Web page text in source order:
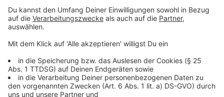
Aktionswoche am Montag wie geplant an. Für die
Agrarlobby ist die Reaktion der Bundesregierung ein
erster Schritt in die richtige Richtung. Gleichzeitig
fordert sie, dass die Pläne komplett gestrichen
Streichung des Steuervorteils beim Agrardiesel. Auch
hier hat die Bunderegierung schon eingelenkt und
angekündigt, das werde schrittweise erfolgen. Den